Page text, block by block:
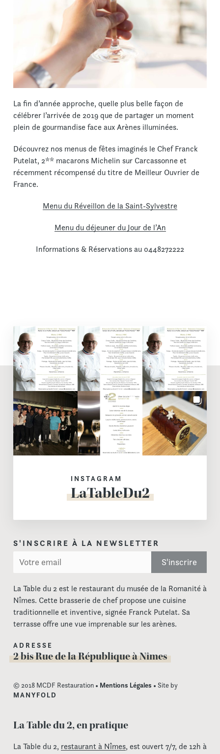
La fin d’année approche, quelle plus belle façon de
célébrer l’arrivée de 2019 que de partager un moment
plein de gourmandise face aux Arènes illuminées.
Découvrez nos menus de fêtes imaginés le Chef Franck
Putelat, 2** macarons Michelin sur Carcassonne et
récemment récompensé du titre de Meilleur Ouvrier de
France.
Menu du Réveillon de la Saint-Sylvestre
Menu du déjeuner du Jour de l’An
Informations & Réservations au 0448272222
INSTAGRAM
LaTableDu2
S'INSCRIRE À LA NEWSLETTER
La Table du 2 est le restaurant du musée de la Romanité à
Nîmes. Cette brasserie de chef propose une cuisine
traditionnelle et inventive, signée Franck Putelat. Sa
terrasse offre une vue imprenable sur les arènes.
ADRESSE
2 bis Rue de la République à Nîmes
© 2018 MCDF Restauration • Mentions Légales • Site by
MANYFOLD
La Table du 2, en pratique
La Table du 2, restaurant à Nîmes, est ouvert 7/7, de 12h à